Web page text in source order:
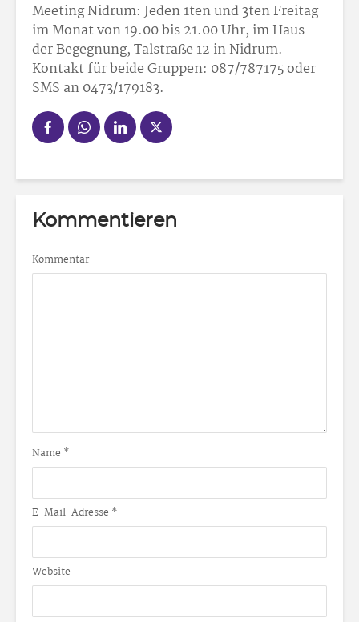
Meeting Nidrum: Jeden 1ten und 3ten Freitag
im Monat von 19.00 bis 21.00 Uhr, im Haus
der Begegnung, Talstraße 12 in Nidrum.
Kontakt für beide Gruppen: 087/787175 oder
SMS an 0473/179183.
Kommentieren
Kommentar
Name *
E-Mail-Adresse *
Website